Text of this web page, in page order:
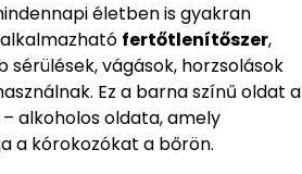
életben is gyakran
fertőtlenítőszer,
vágások, horzsolások
Ez a barna színű oldat a
alkoholos oldata, amely
a kórokozókat a bőrön.